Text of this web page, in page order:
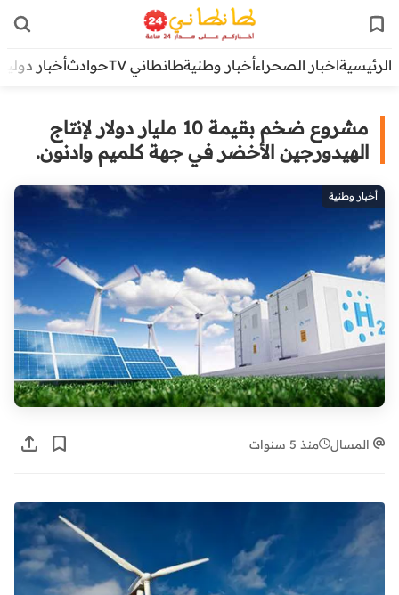
الرئيسيةاخبار الصحراءأخبار وطنيةطانطاني TV حوادثأخبار دولية
مشروع ضخم بقيمة 10 مليار دولار لإنتاج
الهيدورجين الأخضر في جهة كلميم وادنون.
أخبار وطنية
المسال منذ 5 سنوات